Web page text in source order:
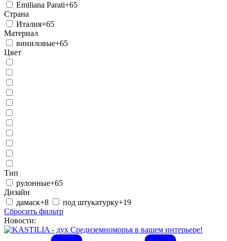
Emiliana Parati+65
Страна
Италия+65
Материал
виниловые+65
Цвет
Тип
рулонные+65
Дизайн
дамаск+8 под штукатурку+19
Сбросить фильтр
Новости: